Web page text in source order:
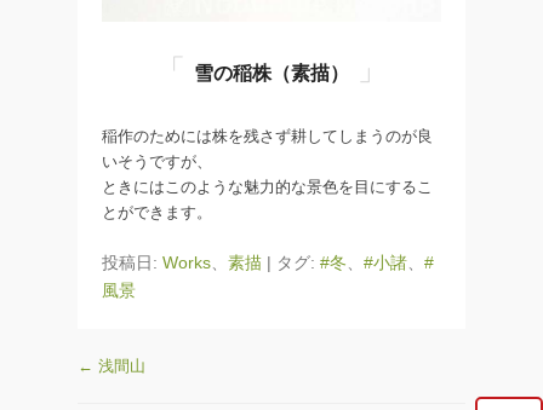
雪の稲株（素描）
稲作のためには株を残さず耕してしまうのが良
いそうですが、
ときにはこのような魅力的な景色を目にするこ
とができます。
投稿日: Works 素描 | タグ: #冬 #小諸
#
風景
← 浅間山